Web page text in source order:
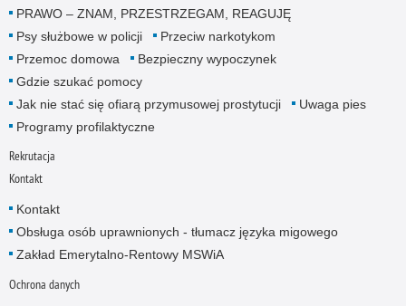
PRAWO – ZNAM, PRZESTRZEGAM, REAGUJĘ
Psy służbowe w policji
Przeciw narkotykom
Przemoc domowa
Bezpieczny wypoczynek
Gdzie szukać pomocy
Jak nie stać się ofiarą przymusowej prostytucji
Uwaga pies
Programy profilaktyczne
Rekrutacja
Kontakt
Kontakt
Obsługa osób uprawnionych - tłumacz języka migowego
Zakład Emerytalno-Rentowy MSWiA
Ochrona danych